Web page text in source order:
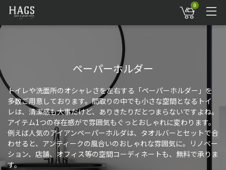
0
ペーパーホルダー
トイレや洗面所のオシャレさを左右する「ペーパーホルダー」を
多数ご用意しております。間取りの中でも小さな空間となるトイ
レは、清潔感も大事だけど、ありきたりだとつまらないですよね。
アイテム1つの存在感がで雰囲気もぐっとおしゃれに変わります。
例えば人気のアイアンペーパーホルダは、タオルバーとセットで合
わせると、アンティークの風合いのおしゃれな雰囲気に。リノベー
ション、店舗、オフィス等の空間コーディネートも、無料で承りま
す。